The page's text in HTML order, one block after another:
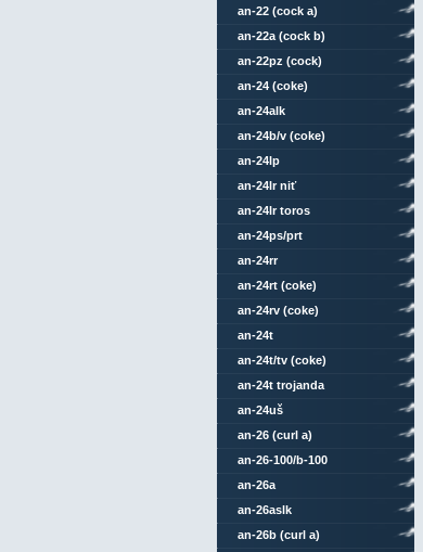
an-22 (cock a)
an-22a (cock b)
an-22pz (cock)
an-24 (coke)
an-24alk
an-24b/v (coke)
an-24lp
an-24lr niť
an-24lr toros
an-24ps/prt
an-24rr
an-24rt (coke)
an-24rv (coke)
an-24t
an-24t/tv (coke)
an-24t trojanda
an-24uš
an-26 (curl a)
an-26-100/b-100
an-26a
an-26aslk
an-26b (curl a)